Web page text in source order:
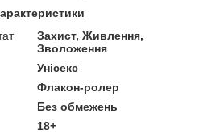
Захист, Живлення,
Зволоження
Унісекс
Флакон-ролер
Без обмежень
18+